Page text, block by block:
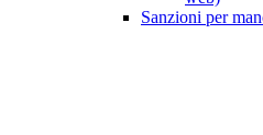
Sanzioni per